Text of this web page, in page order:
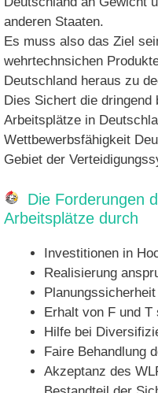
anderen Staaten.
Es muss also das Ziel
wehrtechnsichen
Deutschland heraus zu
Dies Sichert die dringend
Arbeitsplätze in
Wettbewerbsfähigkeit
Gebiet der
Die Forderungen
Arbeitsplätze durch
Investitionen in
Realisierung
Erhalt von F und
Hilfe bei
Faire Behandlung
Akzeptanz des